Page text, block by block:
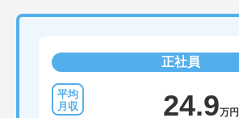
正社員
24.9万円